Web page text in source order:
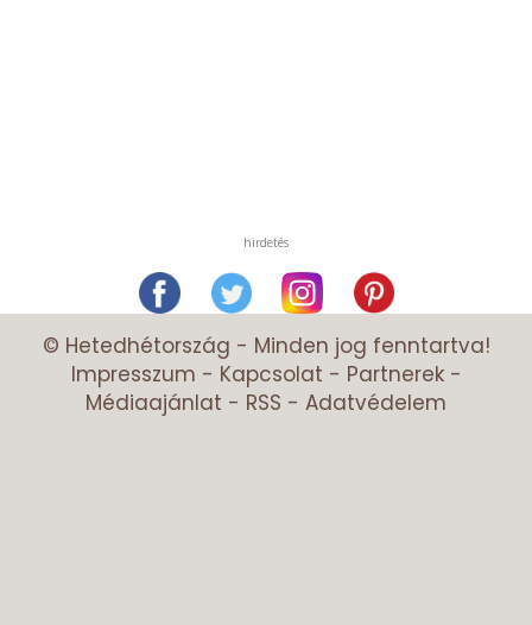
hirdetés
© Hetedhétország - Minden jog fenntartva!
Impresszum - Kapcsolat - Partnerek-
Médiaajánlat - RSS - Adatvédelem